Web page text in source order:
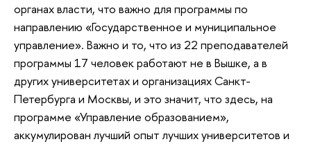
органах власти, что важно для программы по
направлению «Государственное и муниципальное
управление». Важно и то, что из 22 преподавателей
программы 17 человек работают не в Вышке, а в
других университетах и организациях Санкт-
Петербурга и Москвы, и это значит, что здесь, на
программе «Управление образованием»,
аккумулирован лучший опыт лучших университетов и